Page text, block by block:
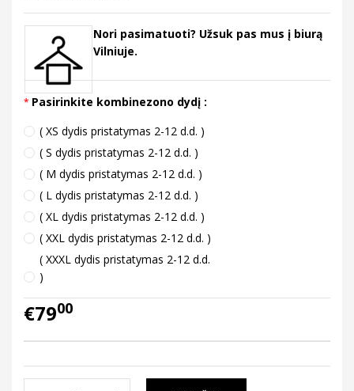
Nori pasimatuoti? Užsuk pas mus į biurą
Vilniuje.
Pasirinkite kombinezono dydį :
( XS dydis pristatymas 2-12 d.d. )
( S dydis pristatymas 2-12 d.d. )
( M dydis pristatymas 2-12 d.d. )
( L dydis pristatymas 2-12 d.d. )
( XL dydis pristatymas 2-12 d.d. )
( XXL dydis pristatymas 2-12 d.d. )
( XXXL dydis pristatymas 2-12 d.d.
)
€7900